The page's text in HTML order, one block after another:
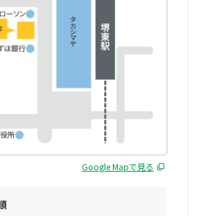
Google Mapで見る